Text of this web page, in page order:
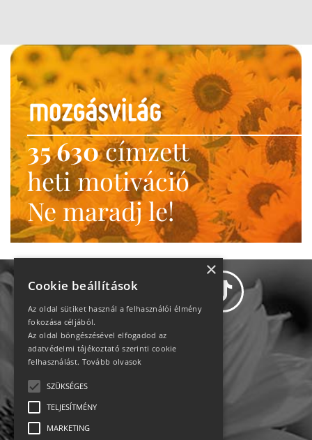
35 630címzett
heti motiváció
Ne maradj le!
Adatvédelem
Impresszum-kapcsolat
×
Cookie beállítások
Az oldal sütiket használ a felhasználói élmény
fokozása céljából.
Az oldal böngészésével elfogadod az
adatvédelmi tájékoztató szerinti cookie
felhasználást. Tovább olvasok
SZÜKSÉGES
TELJESÍTMÉNY
MARKETING